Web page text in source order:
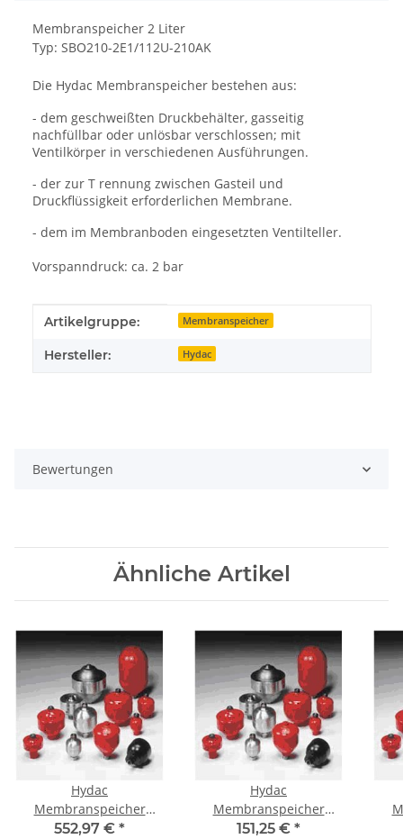
Membranspeicher 2 Liter
Typ: SBO210-2E1/112U-210AK
Die Hydac Membranspeicher bestehen aus:
- dem geschweißten Druckbehälter, gasseitig
nachfüllbar oder unlösbar verschlossen; mit
Ventilkörper in verschiedenen Ausführungen.
- der zur T rennung zwischen Gasteil und
Druckflüssigkeit erforderlichen Membrane.
- dem im Membranboden eingesetzten Ventilteller.
Vorspanndruck: ca. 2 bar
Produkteigenschaft
Wert
Artikelgruppe: Membranspeicher
Hersteller: Hydac
Bewertungen
Ähnliche Artikel
Hydac
Membranspeicher
Artikel-Nr.: 3041974
552,97 € *
Hydac
Membranspeicher
Artikel-Nr.: 3041933
151,25 € *